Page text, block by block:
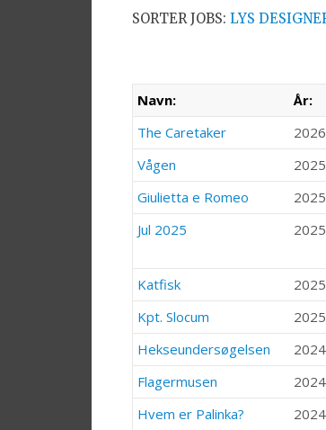
SORTER JOBS: LYS
Navn: År:
The Caretaker
2026
Vågen
2025
Giulietta e Romeo
2025
Jul 2025
2025
Katfisk
2025
Kpt. Slocum
2025
Hekseundersøgelsen
2024
Flagermusen
2024
Hvem er Palinka?
2024